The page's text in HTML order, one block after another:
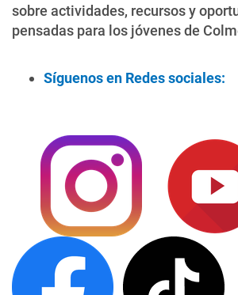
sobre actividades, recursos y
pensadas para los jóvenes de
Síguenos en Redes sociales: